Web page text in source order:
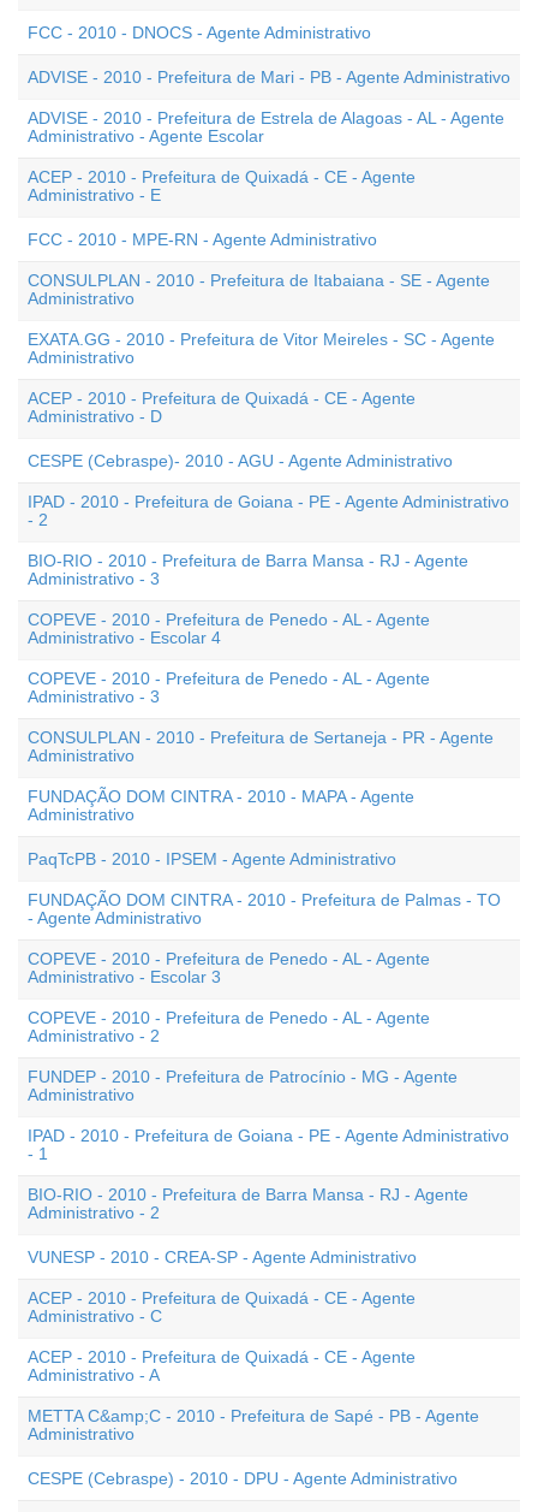
FCC - 2010 - DNOCS - Agente Administrativo
ADVISE - 2010 - Prefeitura de Mari - PB - Agente Administrativo
ADVISE - 2010 - Prefeitura de Estrela de Alagoas - AL - Agente
Administrativo - Agente Escolar
ACEP - 2010 - Prefeitura de Quixadá - CE - Agente
Administrativo - E
FCC - 2010 - MPE-RN - Agente Administrativo
CONSULPLAN - 2010 - Prefeitura de Itabaiana - SE - Agente
Administrativo
EXATA.GG - 2010 - Prefeitura de Vitor Meireles - SC - Agente
Administrativo
ACEP - 2010 - Prefeitura de Quixadá - CE - Agente
Administrativo - D
CESPE (Cebraspe)- 2010 - AGU - Agente Administrativo
IPAD - 2010 - Prefeitura de Goiana - PE - Agente Administrativo
- 2
BIO-RIO - 2010 - Prefeitura de Barra Mansa - RJ - Agente
Administrativo - 3
COPEVE - 2010 - Prefeitura de Penedo - AL - Agente
Administrativo - Escolar 4
COPEVE - 2010 - Prefeitura de Penedo - AL - Agente
Administrativo - 3
CONSULPLAN - 2010 - Prefeitura de Sertaneja - PR - Agente
Administrativo
FUNDAÇÃO DOM CINTRA - 2010 - MAPA - Agente
Administrativo
PaqTcPB - 2010 - IPSEM - Agente Administrativo
FUNDAÇÃO DOM CINTRA - 2010 - Prefeitura de Palmas - TO
- Agente Administrativo
COPEVE - 2010 - Prefeitura de Penedo - AL - Agente
Administrativo - Escolar 3
COPEVE - 2010 - Prefeitura de Penedo - AL - Agente
Administrativo - 2
FUNDEP - 2010 - Prefeitura de Patrocínio - MG - Agente
Administrativo
IPAD - 2010 - Prefeitura de Goiana - PE - Agente Administrativo
- 1
BIO-RIO - 2010 - Prefeitura de Barra Mansa - RJ - Agente
Administrativo - 2
VUNESP - 2010 - CREA-SP - Agente Administrativo
ACEP - 2010 - Prefeitura de Quixadá - CE - Agente
Administrativo - C
ACEP - 2010 - Prefeitura de Quixadá - CE - Agente
Administrativo - A
METTA C&amp;C - 2010 - Prefeitura de Sapé - PB - Agente
Administrativo
CESPE (Cebraspe) - 2010 - DPU - Agente Administrativo